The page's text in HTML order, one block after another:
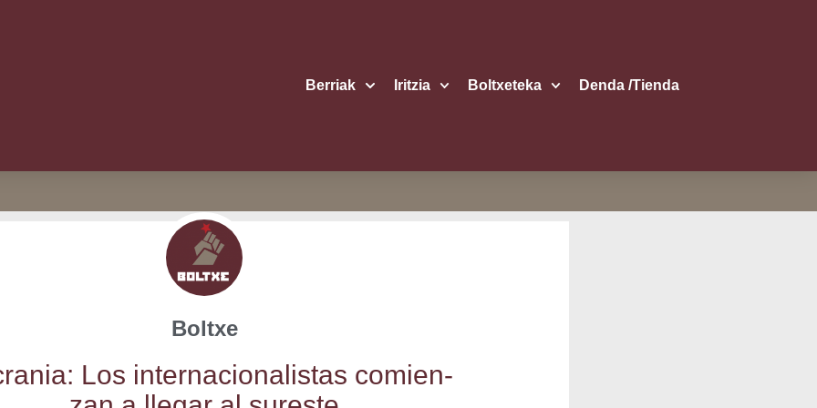
Berriak Iritzia Boltxe­te­ka Den­da /​Tien­da
Boltxe
Los inter­na­cio­na­lis­tas comien­